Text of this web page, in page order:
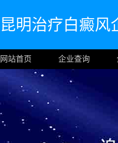
昆明治疗白癜风
网站首页 企业查询